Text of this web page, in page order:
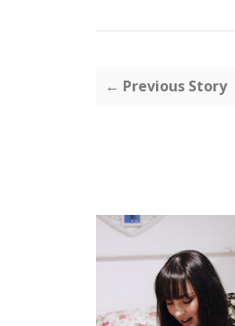
← Previous Story